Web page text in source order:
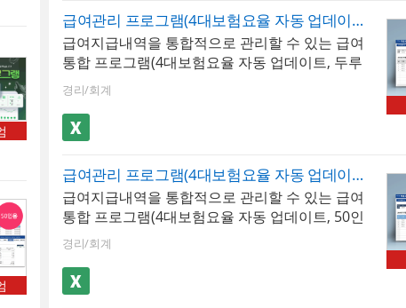
개정되는 4대보험요율 및 근로소득간이세액표가
자동 업데이트 됩니다. ※ 프로그램 규격 : MS오
피스 엑셀 2007이상 ※ 프로그램 구성 : 회사정보,
사원정보, 급여입력, 급여대장, 급여명세서, 급여
서, 경력증명서, 퇴직증명서)
부분이 자동 산출되여 표기되며, 공제내역(근로
소득세, 지방소득세, 4대보험)이 자동 계산됩니
다. 엑셀 파일 내 [최신 업데이트]버튼을 클릭하면
매년 개정되는 4대보험요율 및 근로소득간이세
MS오피스 엑셀 2007이상 ※ 프로그램 구성 : 사
원관리, 근무시간, 급여입력, 급여대장, 급여명세
급여관리 프로그램(4대보험요율 자동 업데이트, 두루누리 적용, 급여대장, 급여명세서, 급여입금내역서, 재직증명서, 퇴직증명서)
급여지급내역을 통합적으로 관리할 수 있는 급여
통합 프로그램(4대보험요율 자동 업데이트, 두루
누리,10인미만)입니다. 급여 내역을 월별로 입력,
저장, 검색할 수 있습니다. 두루누리 사회보험이
적용된 급여서식으로 월소득이 270만원 미만의
근로자는 [고용보험]과 [국민연금]이 할인된 금액
할인 금액으로 계산할 수 있습니다. 4대보험이 자
동계산(근로소득세, 지방소득세, 고용보험, 국민
연금, 건강보험, 장기요양보험)되며, 급여지급항
목 및 공제항목은 최대 20개까지 추가할 수 있습
급여입금내역서 시트에서 자동으로 불러올 수 있
습니다. 사원정보를 바탕으로 재직증명서, 경력증
경리/회계
급여관리 프로그램(4대보험요율 자동 업데이트, 50인용, 급여대장, 급여명세서, 급여입금내역서, 재직증명서, 퇴직증명서)
급여지급내역을 통합적으로 관리할 수 있는 급여
통합 프로그램(4대보험요율 자동 업데이트, 50인
용)입니다. 급여내역을 월별로 입력, 저장, 검색할
수 있습니다. 4대보험이 자동계산(근로소득세, 지
방소득세, 고용보험, 국민연금, 건강보험, 장기요
양보험)되며, 급여지급항목 및 공제항목은 최대
경리/회계